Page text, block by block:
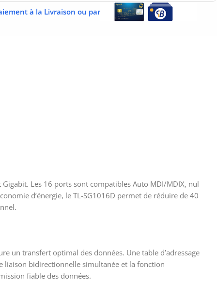
à la Livraison ou par
Les 16 ports sont compatibles Auto MDI/MDIX, nul
d’énergie, le TL-SG1016D permet de réduire de 40
un transfert optimal des données. Une table d’adressage
liaison bidirectionnelle simultanée et la fonction
fiable des données.